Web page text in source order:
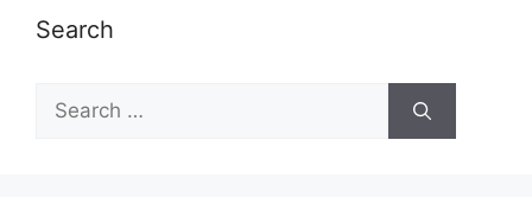
Search
Search
for: